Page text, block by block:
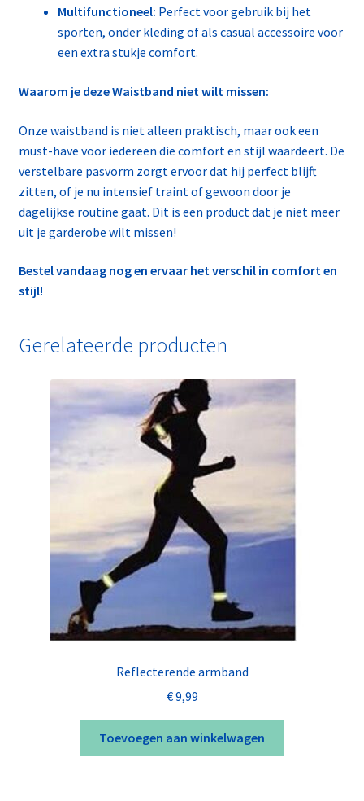
Multifunctioneel: Perfect voor gebruik bij het
sporten, onder kleding of als casual accessoire voor
een extra stukje comfort.
Waarom je deze Waistband niet wilt missen:
Onze waistband is niet alleen praktisch, maar ook een
must-have voor iedereen die comfort en stijl waardeert. De
verstelbare pasvorm zorgt ervoor dat hij perfect blijft
zitten, of je nu intensief traint of gewoon door je
dagelijkse routine gaat. Dit is een product dat je niet meer
uit je garderobe wilt missen!
Bestel vandaag nog en ervaar het verschil in comfort en
stijl!
Gerelateerde producten
Reflecterende armband
€9,99
Toevoegen aan winkelwagen